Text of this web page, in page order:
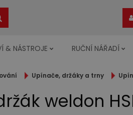
& NÁSTROJE RUČNÍ NÁŘADÍ
Upínače, držáky a trny
weldon